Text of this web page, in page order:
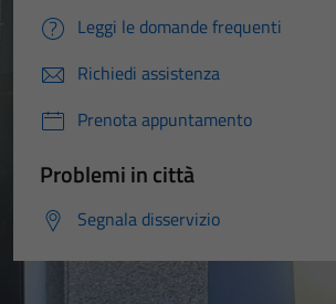
Leggi le domande frequenti
Richiedi assistenza
Prenota appuntamento
Problemi in città
Segnala disservizio